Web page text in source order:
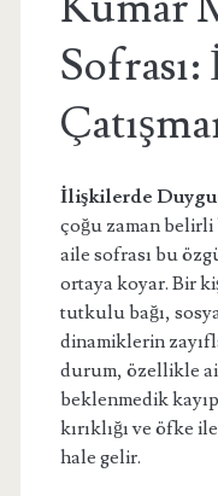
İlişkilerde
çoğu zaman
aile sofrası bu
ortaya koyar. Bir
tutkulu bağı,
dinamiklerin
durum, özellikle
beklenmedik
kırıklığı ve öfke
hale gelir.